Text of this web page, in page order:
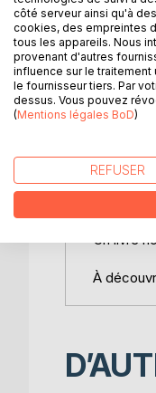
-
- Que
- Quelles
-
- Quels
- Quel
Un livre
À
côté serveur ainsi qu'à
cookies, des empreintes
tous les appareils. Nous
provenant d'autres
influence sur le traitement
le fournisseur tiers. Par
dessus. Vous pouvez
(Mentions légales BoD)
REFUSER